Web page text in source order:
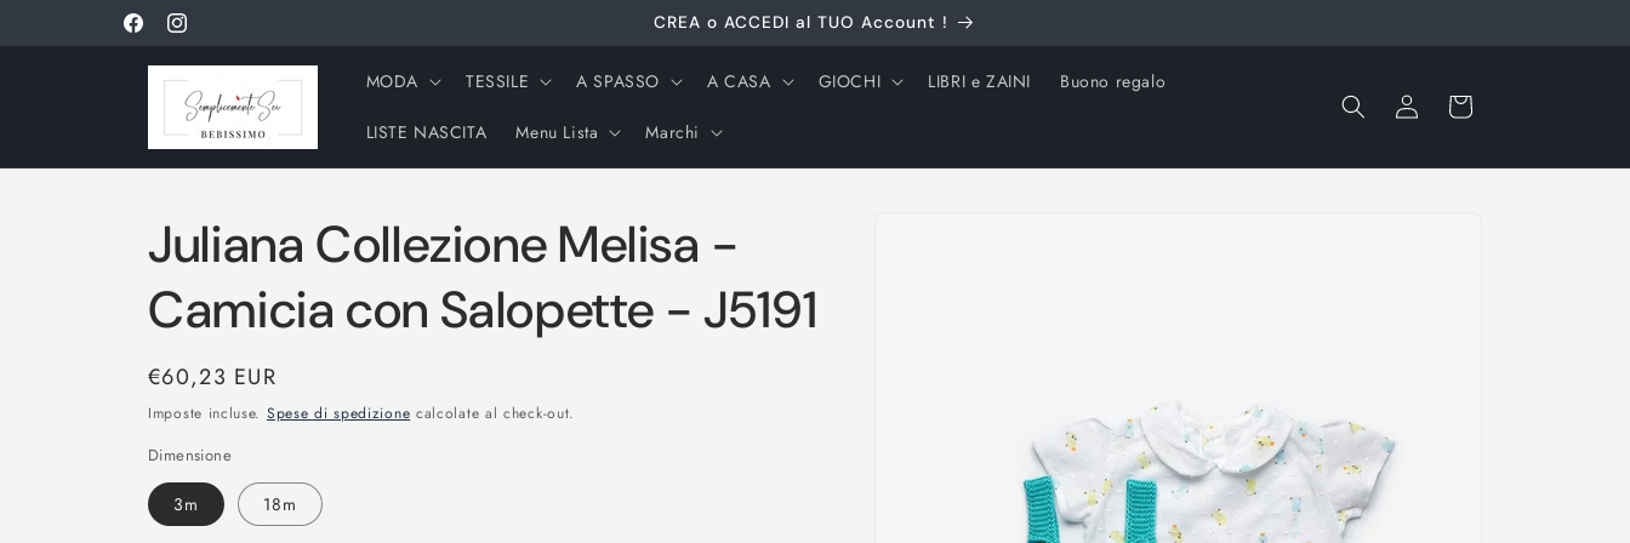
direttamente
ai contenutiFacebookInstagram
CREA o ACCEDI al TUO Account !
MODA TESSILE A SPASSO A CASA GIOCHI LIBRI e ZAINI Buono regalo
LISTE NASCITA Menu Lista Marchi
Accedi Carrello
Juliana Collezione Melisa -
Camicia con Salopette - J5191
Prezzo
di
listino
€60,23 EUR
Imposte incluse. Spese di spedizione calcolate al check-out.
Dimensione
3m 18m